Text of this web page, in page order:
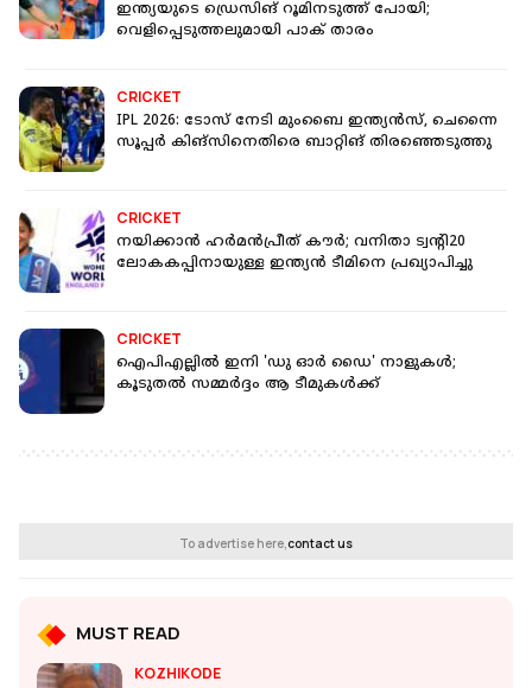
ഇന്ത്യയുടെ ഡ്രെസിങ് റൂമിനടുത്ത് പോയി;
വെളിപ്പെടുത്തലുമായി പാക് താരം
CRICKET
IPL 2026: ടോസ് നേടി മുംബൈ ഇന്ത്യന്‍സ്, ചെന്നൈ
സൂപ്പര്‍ കിങ്‌സിനെതിരെ ബാറ്റിങ് തിരഞ്ഞെടുത്തു
CRICKET
നയിക്കാൻ ഹർമൻപ്രീത് കൗർ; വനിതാ ട്വന്‍റി20
ലോകകപ്പിനായുള്ള ഇന്ത്യൻ ടീമിനെ പ്രഖ്യാപിച്ചു
CRICKET
ഐപിഎല്ലിൽ ഇനി 'ഡു ഓർ ഡൈ' നാളുകൾ;
കൂടുതൽ സമ്മർദ്ദം ആ ടീമുകൾക്ക്
To advertise here,contact us
MUST READ
KOZHIKODE